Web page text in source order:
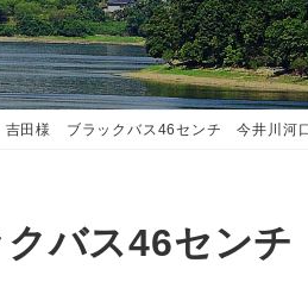
田様 ブラックバス46センチ 今井川河
バス46セン